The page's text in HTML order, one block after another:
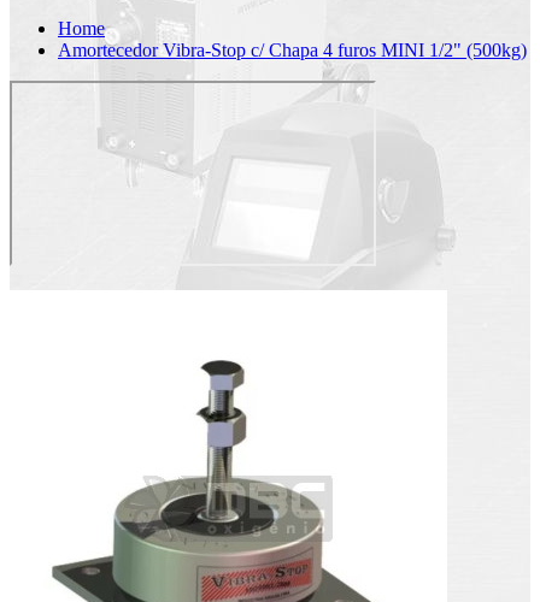
Home
Amortecedor Vibra-Stop c/ Chapa 4 furos MINI 1/2" (500kg)